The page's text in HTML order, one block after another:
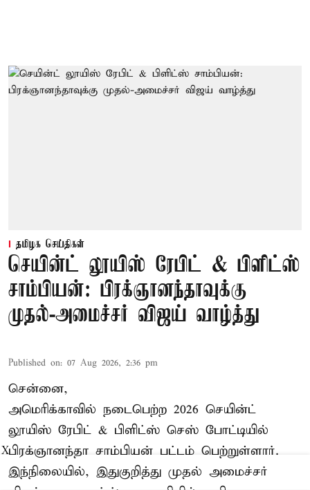
தமிழக செய்திகள்
செயின்ட் லூயிஸ் ரேபிட் & பிளிட்ஸ்
சாம்பியன்: பிரக்ஞானந்தாவுக்கு
முதல்-அமைச்சர் விஜய் வாழ்த்து
Published on: 07 Aug 2026, 2:36 pm
சென்னை,
அமெரிக்காவில் நடைபெற்ற 2026 செயின்ட்
லூயிஸ் ரேபிட் & பிளிட்ஸ் செஸ் போட்டியில்
பிரக்ஞானந்தா சாம்பியன் பட்டம் பெற்றுள்ளார்.
இந்நிலையில், இதுகுறித்து முதல் அமைச்சர்
X